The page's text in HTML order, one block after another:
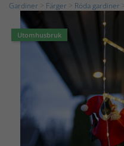
Gardiner Färger Röda gardiner
Utomhusbruk